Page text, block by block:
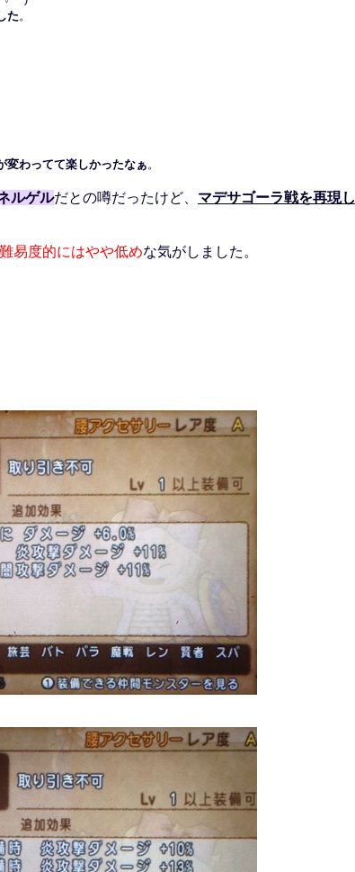
た。
変わってて楽しかったなぁ。
ルゲルだとの噂だったけど、 マデサゴーラ戦を再現し
難易度的にはやや低めな気がしました。